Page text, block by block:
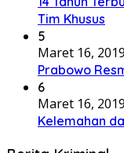
Tim Khusus
5
Maret 16, 2019
Prabowo
6
Maret 16, 2019
Kelemahan